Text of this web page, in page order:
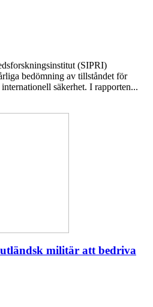
(SIPRI)
bedömning av tillståndet för
säkerhet. I rapporten...
militär att bedriva